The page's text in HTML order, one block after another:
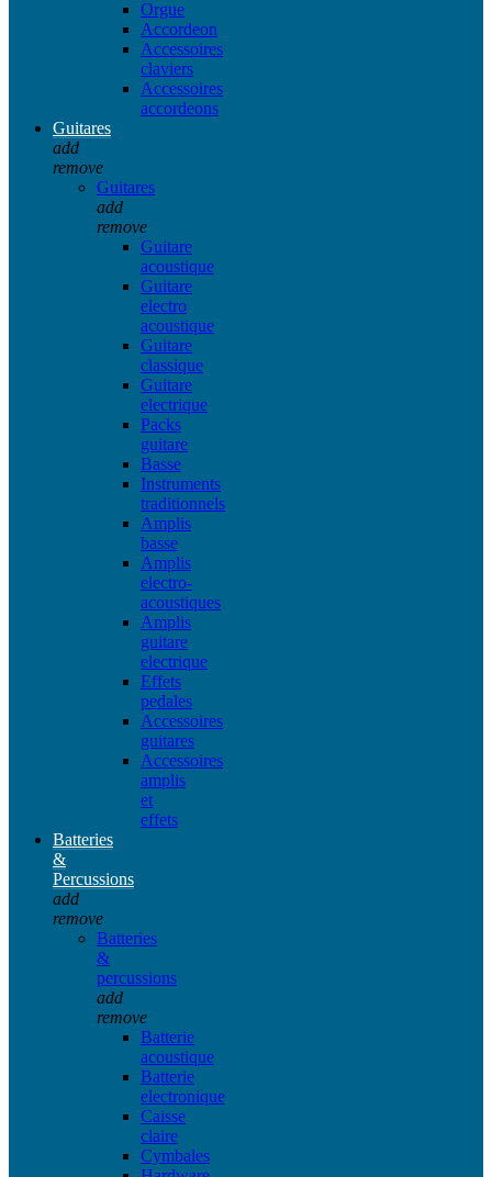
Orgue
Accordeon
Accessoires
claviers
Accessoires
accordeons
Guitares
add
remove
Guitares
add
remove
Guitare
acoustique
Guitare
electro
acoustique
Guitare
classique
Guitare
electrique
Packs
guitare
Basse
Instruments
traditionnels
Amplis
basse
Amplis
electro-
acoustiques
Amplis
guitare
electrique
Effets
pedales
Accessoires
guitares
Accessoires
amplis
et
effets
Batteries
&
Percussions
add
remove
Batteries
&
percussions
add
remove
Batterie
acoustique
Batterie
electronique
Caisse
claire
Cymbales